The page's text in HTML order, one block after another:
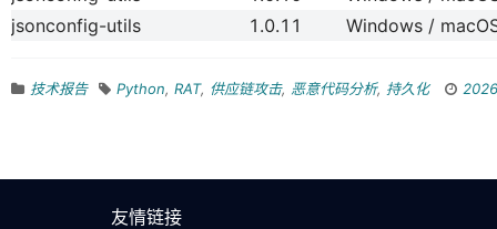
jsonconfig-utils
1.0.11 Windows /
技术报告 Python, RAT, 供应链攻击, 恶意代码分析, 持久化
友情链接